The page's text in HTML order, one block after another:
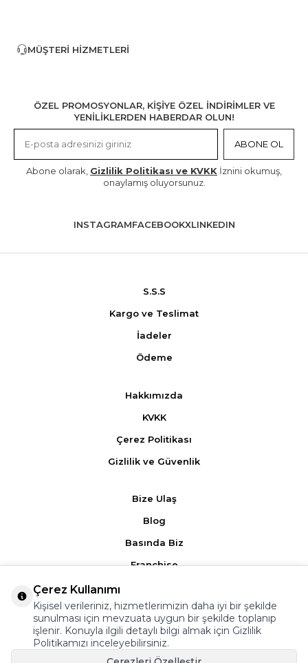
MÜŞTERI HIZMETLERI
ÖZEL PROMOSYONLAR, KİŞİYE ÖZEL İNDİRİMLER VE
YENİLİKLERDEN HABERDAR OLUN!
ABONE OL
Abone olarak, Gizlilik Politikası ve KVKK İznini okumuş,
onaylamış oluyorsunuz.
INSTAGRAMFACEBOOKXLINKEDIN
S.S.S
Kargo ve Teslimat
İadeler
Ödeme
Hakkımızda
KVKK
Çerez Politikası
Gizlilik ve Güvenlik
Bize Ulaş
Blog
Basında Biz
Franchise
Ürün Yorumları
Kampanyalar
Üyelik Sözleşmesi
Çerez Kullanımı
Kişisel verileriniz, hizmetlerimizin daha iyi bir şekilde
sunulması için mevzuata uygun bir şekilde toplanıp
işlenir. Konuyla ilgili detaylı bilgi almak için Gizlilik
Politikamızı inceleyebilirsiniz.